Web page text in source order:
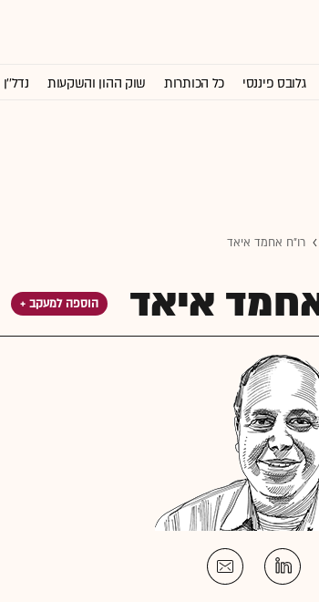
גלובס פיננסי כל הכותרות שוק ההון והשקעות
רו"ח אחמד איאד
איאד הוספה למעקב +